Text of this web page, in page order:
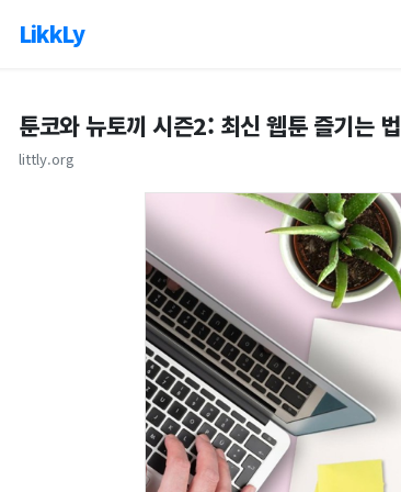
LikkLy
툰코와 뉴토끼 시즌2: 최신 웹툰 즐기는 법
littly.org